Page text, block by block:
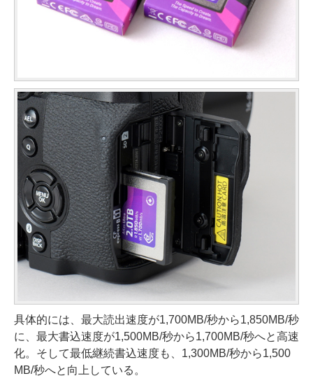
具体的には、最大読出速度が1,700MB/秒から1,850MB/秒
に、最大書込速度が1,500MB/秒から1,700MB/秒へと高速
化。そして最低継続書込速度も、1,300MB/秒から1,500
MB/秒へと向上している。